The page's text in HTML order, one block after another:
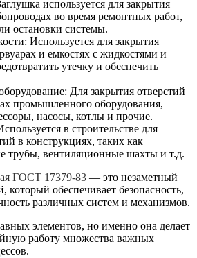
используется для закрытия
во время ремонтных работ,
остановки системы.
Используется для закрытия
и емкостях с жидкостями и
утечку и обеспечить
Для закрытия отверстий
промышленного оборудования,
насосы, котлы и прочие.
в строительстве для
в конструкциях, таких как
трубы, вентиляционные шахты и т.д.
ГОСТ 17379-83 — это незаметный
который обеспечивает безопасность,
различных систем и механизмов.
элементов, но именно она делает
работу множества важных